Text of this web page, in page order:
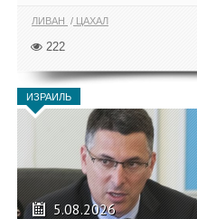
ЛИВАН ЦАХАЛ
222
ИЗРАИЛЬ
5.08.2026